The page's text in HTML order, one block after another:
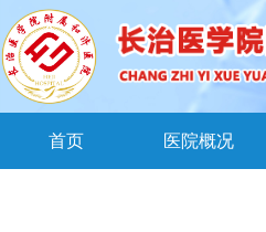
首页 医院概况